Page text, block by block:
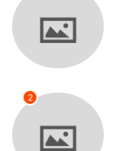
2